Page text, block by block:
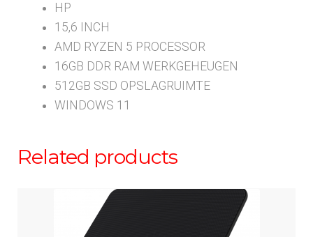
HP
15,6 INCH
AMD RYZEN 5 PROCESSOR
16GB DDR RAM WERKGEHEUGEN
512GB SSD OPSLAGRUIMTE
WINDOWS 11
Related products